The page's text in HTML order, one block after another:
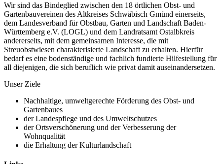
Wir sind das Bindeglied zwischen den 18 örtlichen Obst- und
Gartenbauvereinen des Altkreises Schwäbisch Gmünd einerseits,
dem Landesverband für Obstbau, Garten und Landschaft Baden-
Württemberg e.V. (LOGL) und dem Landratsamt Ostalbkreis
andererseits, mit dem gemeinsamen Interesse, die mit
Streuobstwiesen charakterisierte Landschaft zu erhalten. Hierfür
bedarf es eine bodenständige und fachlich fundierte Hilfestellung für
all diejenigen, die sich beruflich wie privat damit auseinandersetzen.
Unser Ziele
Nachhaltige, umweltgerechte Förderung des Obst- und
Gartenbaues
der Landespflege und des Umweltschutzes
der Ortsverschönerung und der Verbesserung der
Wohnqualität
die Erhaltung der Kulturlandschaft